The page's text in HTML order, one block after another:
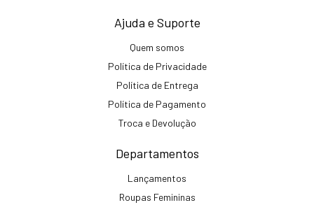
Ajuda e Suporte
Quem somos
Política de Privacidade
Política de Entrega
Política de Pagamento
Troca e Devolução
Departamentos
Lançamentos
Roupas Femininas